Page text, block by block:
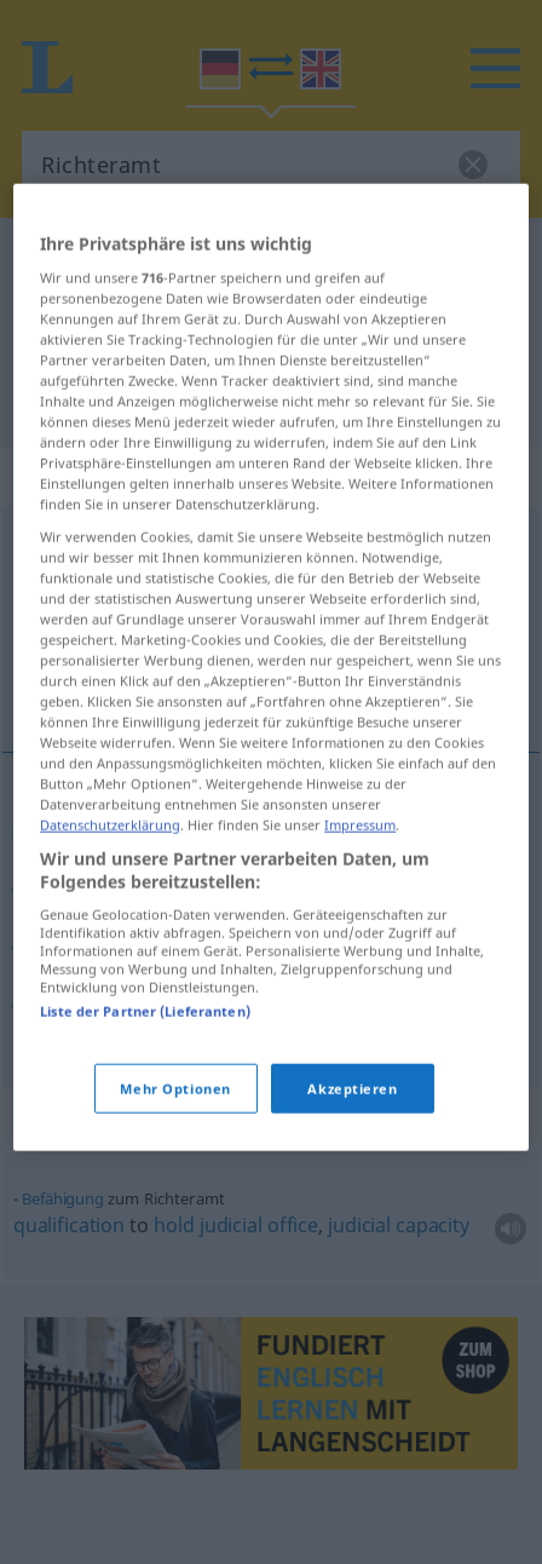
Deutsch-Englisch Wörterbuch
Deutsch-Englisch Übersetzung für
"Richteramt"
"Richteramt" Englisch Übersetzung
„Richteramt“: Neutrum
Richteramtn
Übersicht aller Übersetzungen
(Für mehr Details die Übersetzung anklicken/antippen)
judicial office, judicature, judgeship,
justiceship
judicialoffice Richteramt JUR
judicature Richteramt JUR
judgeship Richteramt JUR
justiceship Richteramt JUR
Beispielsätze für "Richteramt"
Befähigung zum Richteramt
qualification to hold judicial office, judicial capacity
Ihre Privatsphäre ist uns wichtig
Wir und unsere716-Partner speichern und greifen auf
personenbezogene Daten wie Browserdaten oder eindeutige
Kennungen auf Ihrem Gerät zu. Durch Auswahl von Akzeptieren
aktivieren Sie Tracking-Technologien für die unter „Wir und unsere
Partner verarbeiten Daten, um Ihnen Dienste bereitzustellen“
aufgeführten Zwecke. Wenn Tracker deaktiviert sind, sind manche
Inhalte und Anzeigen möglicherweise nicht mehr so relevant für Sie. Sie
können dieses Menü jederzeit wieder aufrufen, um Ihre Einstellungen zu
ändern oder Ihre Einwilligung zu widerrufen, indem Sie auf den Link
Privatsphäre-Einstellungen am unteren Rand der Webseite klicken. Ihre
Einstellungen gelten innerhalb unseres Website. Weitere Informationen
finden Sie in unserer Datenschutzerklärung.
Wir verwenden Cookies, damit Sie unsere Webseite bestmöglich nutzen
und wir besser mit Ihnen kommunizieren können. Notwendige,
funktionale und statistische Cookies, die für den Betrieb der Webseite
und der statistischen Auswertung unserer Webseite erforderlich sind,
werden auf Grundlage unserer Vorauswahl immer auf Ihrem Endgerät
gespeichert. Marketing-Cookies und Cookies, die der Bereitstellung
personalisierter Werbung dienen, werden nur gespeichert, wenn Sie uns
durch einen Klick auf den „Akzeptieren“-Button Ihr Einverständnis
geben. Klicken Sie ansonsten auf „Fortfahren ohne Akzeptieren“. Sie
können Ihre Einwilligung jederzeit für zukünftige Besuche unserer
Webseite widerrufen. Wenn Sie weitere Informationen zu den Cookies
und den Anpassungsmöglichkeiten möchten, klicken Sie einfach auf den
Button „Mehr Optionen“. Weitergehende Hinweise zu der
Datenverarbeitung entnehmen Sie ansonsten unserer
Datenschutzerklärung. Hier finden Sie unserImpressum.
Wir und unsere Partner verarbeiten Daten, um
Folgendes bereitzustellen:
Genaue Geolocation-Daten verwenden. Geräteeigenschaften zur
Identifikation aktiv abfragen. Speichern von und/oder Zugriff auf
Informationen auf einem Gerät. Personalisierte Werbung und Inhalte,
Messung von Werbung und Inhalten, Zielgruppenforschung und
Entwicklung von Dienstleistungen.
Liste der Partner (Lieferanten)
Mehr Optionen Akzeptieren